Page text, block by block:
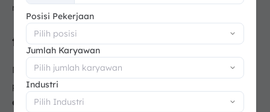
memenuhi standar halal yang ditetapkan.
f. Buat SOP dan Sistem Operasional
Menyusun SOP ( Standard Operating Procedure
) sangat
penting untuk menjaga
dan layanan.Dengan SOP, setiap proses bisnis, mulai
+62
Posisi Pekerjaan
Jumlah Karyawan
Industri